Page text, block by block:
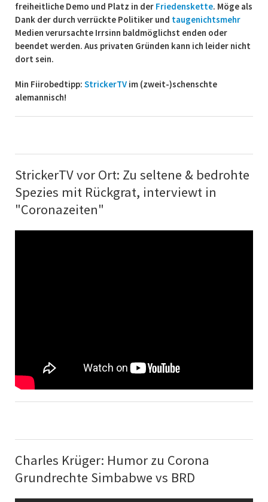
freiheitliche Demo und Platz in der Friedenskette. Möge als
Dank der durch verrückte Politiker und taugenichtsmehr
Medien verursachte Irrsinn baldmöglichst enden oder
beendet werden. Aus privaten Gründen kann ich leider nicht
dort sein.
Min Fiirobedtipp: StrickerTVim (zweit-)schenschte
alemannisch!
StrickerTV vor Ort: Zu seltene & bedrohte
Spezies mit Rückgrat, interviewt in
"Coronazeiten"
Charles Krüger: Humor zu Corona
Grundrechte Simbabwe vs BRD